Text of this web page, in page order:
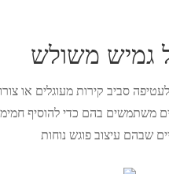
גמיש משולש
סביב קירות מעוגלים או
משתמשים בהם כדי להוסיף